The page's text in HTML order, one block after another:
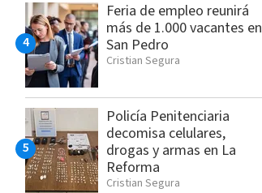
Feria de empleo reunirá
más de 1.000 vacantes en
San Pedro
Cristian Segura
Policía Penitenciaria
decomisa celulares,
drogas y armas en La
Reforma
Cristian Segura